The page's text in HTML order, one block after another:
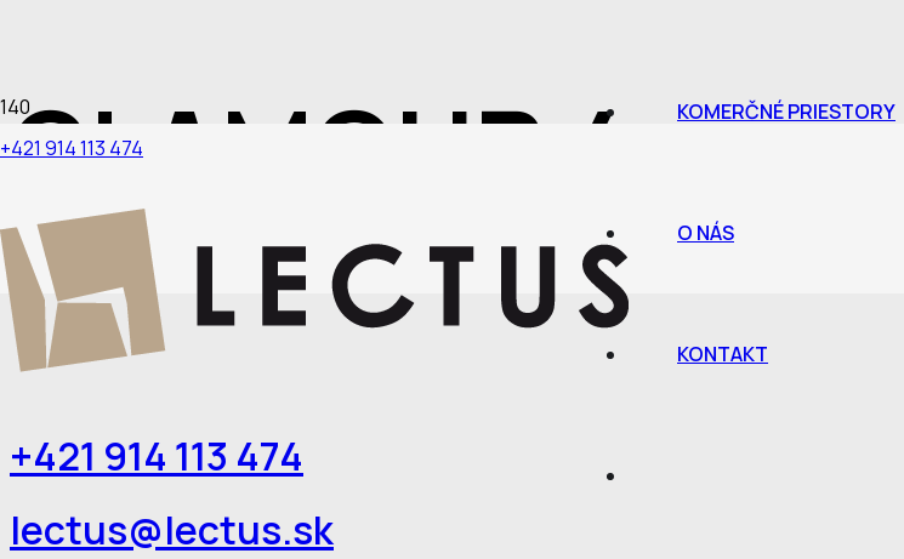
+421 914 113 474
KOMERČNÉ PRIESTORY
O NÁS
KONTAKT
GLAMOUR 4
Chodba – predsieň / Žilina
+421 914 113 474
lectus@lectus.sk